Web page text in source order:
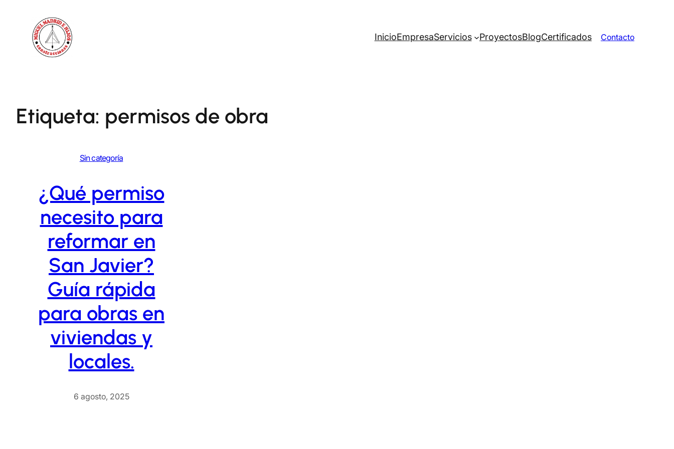
contenido
InicioEmpresaServicios ProyectosBlogCertificados Contacto
Etiqueta: permisos de obra
Sin categoría
¿Qué permiso
necesito para
reformar en
San Javier?
Guía rápida
para obras en
viviendas y
locales.
6 agosto, 2025